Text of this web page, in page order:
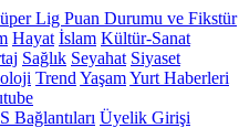
Lig Puan Durumu ve Fikstür
Hayat İslam Kültür-Sanat
Sağlık Seyahat Siyaset
Trend YaşamYurt Haberleri
Bağlantıları Üyelik Girişi